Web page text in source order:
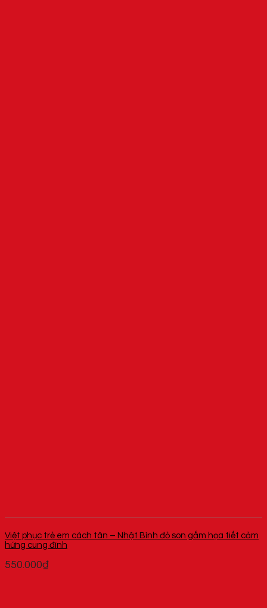
Việt phục trẻ em cách tân – Nhật Bình đỏ son gấm họa tiết cảm
hứng cung đình
550.000₫